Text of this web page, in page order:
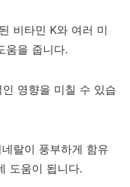
비타민 K와 여러 미
움을 줍니다.
영향을 미칠 수 있습
랄이 풍부하게 함유
도움이 됩니다.